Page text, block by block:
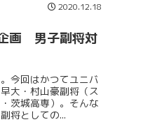
2020.12.18
企画 男子副将対
今回はかつてユニバ
大・村山豪副将（ス
茨城高専）。そんな
将としての...